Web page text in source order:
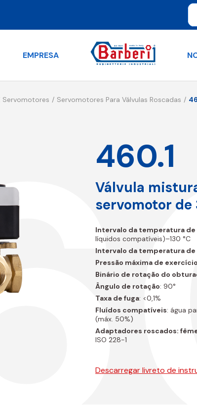
EMPRESA
Servomotores Servomotores Para Válvulas Roscadas
460.1
Válvula
servomotor de
Intervalo da temperatura
líquidos compatíveis)–130 °C
Intervalo da temperatura
Pressão máxima de exercício
Binário de rotação do
Ângulo de rotação: 90°
Taxa de fuga: <0,1%
Fluídos compatíveis: água
(máx. 50%)
Adaptadores roscados:
ISO 228-1
Descarregar livreto de